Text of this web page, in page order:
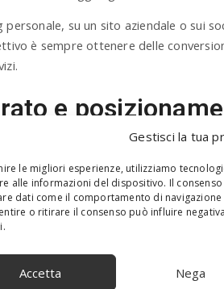
Gestisci la tua
le migliori esperienze, utilizziamo
alle informazioni del dispositivo. Il
dati come il comportamento di navigazione
o ritirare il consenso può influire
Accetta Nega
su un sito aziendale o sui
è sempre ottenere delle
e
attraverso ilpiano editoriale,
e diffondere, i punti di
di vendere ai potenziali clienti,
Oltre a ottenere una
ben precise potrà aumentare il
di ricerca.